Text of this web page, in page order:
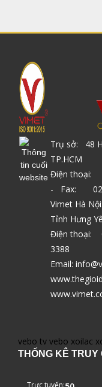
Trụ sở: 48
TP.HCM
Điện thoại:
- Fax: 028
Vimet Hà
Tỉnh Hưng
Điện thoại:
3388
Email:
vebo tv vebo xoilac
THỐNG KÊ TRUY
Trực tuyến: